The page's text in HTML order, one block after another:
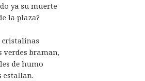
ya su muerte
la plaza?
cristalinas
verdes braman,
de humo
estallan.